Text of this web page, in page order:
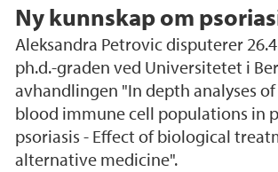
Ny kunnskap om
Aleksandra Petrovic disputerer
ph.d.-graden ved Universitetet i
avhandlingen "In depth analyses
blood immune cell populations in
psoriasis - Effect of biological
alternative medicine".